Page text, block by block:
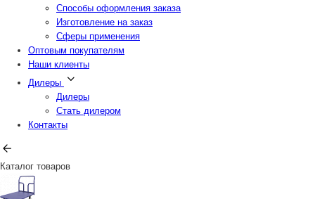
Способы оформления заказа
Изготовление на заказ
Сферы применения
Оптовым покупателям
Наши клиенты
Дилеры
Дилеры
Стать дилером
Контакты
Каталог товаров